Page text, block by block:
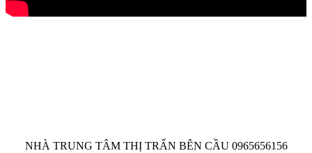
NHÀ TRUNG TÂM THỊ TRẤN BÊN CẦU 0965656156